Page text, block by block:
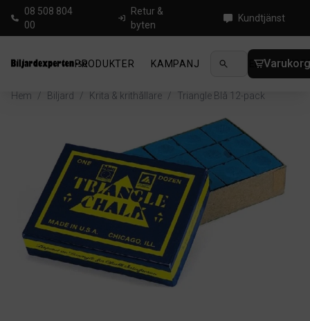
08 508 804
00
Retur &
byten
Kundtjänst
PRODUKTER KAMPANJ NYHETER
Hem / Biljard / Krita & krithållare / Triangle Blå 12-pack